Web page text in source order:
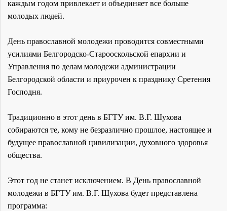
каждым годом привлекает и объединяет все больше
молодых людей.
День православной молодежи проводится совместными
усилиями Белгородско-Старооскольской епархии и
Управления по делам молодежи администрации
Белгородской области и приурочен к празднику Сретения
Господня.
Традиционно в этот день в БГТУ им. В.Г. Шухова
собираются те, кому не безразлично прошлое, настоящее и
будущее православной цивилизации, духовного здоровья
общества.
Этот год не станет исключением. В День православной
молодежи в БГТУ им. В.Г. Шухова будет представлена
программа: